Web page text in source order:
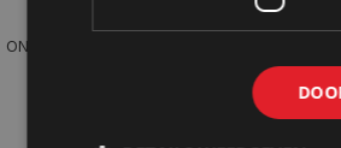
ONTDEK SHOPMADE